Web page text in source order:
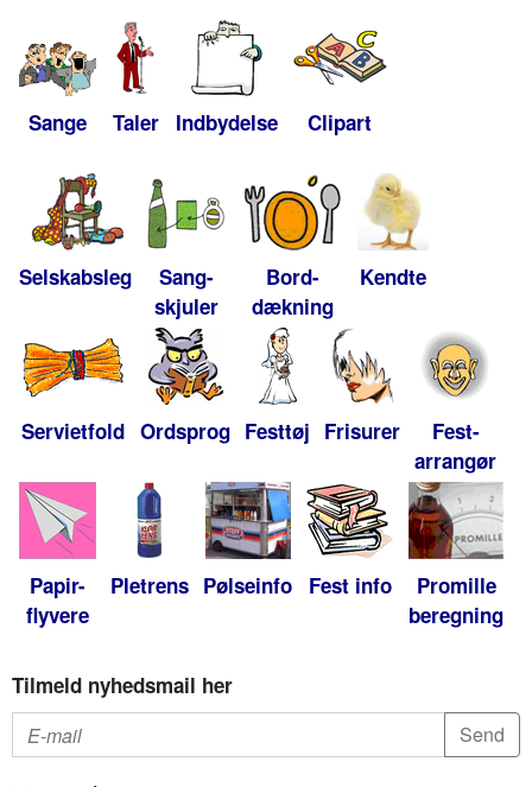
Sange Taler Indbydelse Clipart
Selskabsleg
Sang-
skjuler
Bord-
dækning
Kendte
Servietfold Ordsprog Festtøj Frisurer
Fest-
arrangør
Papir-
flyvere
Pletrens Pølseinfo Fest info
Promille
beregning
Tilmeld nyhedsmail her